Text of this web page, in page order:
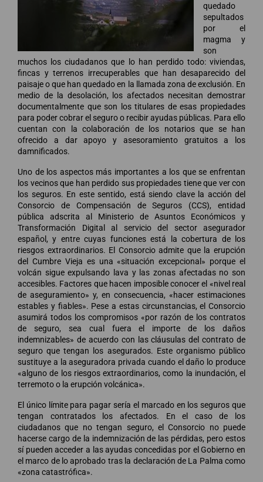
quedado
sepultados
por el
magma y
son
muchos los ciudadanos que lo han perdido todo: viviendas,
fincas y terrenos irrecuperables que han desaparecido del
paisaje o que han quedado en la llamada zona de exclusión. En
medio de la desolación, los afectados necesitan demostrar
documentalmente que son los titulares de esas propiedades
para poder cobrar el seguro o recibir ayudas públicas. Para ello
cuentan con la colaboración de los notarios que se han
ofrecido a dar apoyo y asesoramiento gratuitos a los
damnificados.
Uno de los aspectos más importantes a los que se enfrentan
los vecinos que han perdido sus propiedades tiene que ver con
los seguros. En este sentido, está siendo clave la acción del
Consorcio de Compensación de Seguros (CCS), entidad
pública adscrita al Ministerio de Asuntos Económicos y
Transformación Digital al servicio del sector asegurador
español, y entre cuyas funciones está la cobertura de los
riesgos extraordinarios. El Consorcio admite que la erupción
del Cumbre Vieja es una «situación excepcional» porque el
volcán sigue expulsando lava y las zonas afectadas no son
accesibles. Factores que hacen imposible conocer el «nivel real
de aseguramiento» y, en consecuencia, «hacer estimaciones
estables y fiables». Pese a estas circunstancias, el Consorcio
asumirá todos los compromisos «por razón de los contratos
de seguro, sea cual fuera el importe de los daños
indemnizables» de acuerdo con las cláusulas del contrato de
seguro que tengan los asegurados. Este organismo público
sustituye a la aseguradora privada cuando el daño lo produce
«alguno de los riesgos extraordinarios, como la inundación, el
terremoto o la erupción volcánica».
El único límite para pagar sería el marcado en los seguros que
tengan contratados los afectados. En el caso de los
ciudadanos que no tengan seguro, el Consorcio no puede
hacerse cargo de la indemnización de las pérdidas, pero estos
sí pueden acceder a las ayudas concedidas por el Gobierno en
el marco de lo aprobado tras la declaración de La Palma como
«zona catastrófica».